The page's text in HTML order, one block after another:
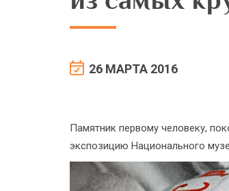
26 МАРТА 2016
Памятник первому человеку,
экспозицию Национального